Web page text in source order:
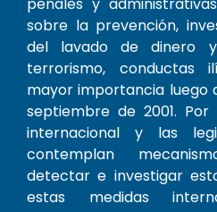
penales y
sobre la prevención,
del lavado de dinero
terrorismo, conductas
mayor importancia luego
septiembre de 2001.
internacional y las
contemplan
detectar e investigar
estas medidas